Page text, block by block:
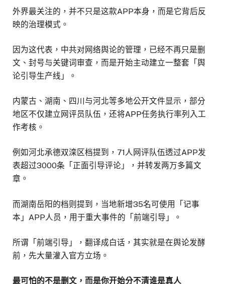
外界最关注的，并不只是这款APP本身，而是它背后反
映的治理模式。
因为这代表，中共对网络舆论的管理，已经不再只是删
文、封号与关键词审查，而是开始主动建立一整套「舆
论引导生产线」。
内蒙古、湖南、四川与河北等多地公开文件显示，部分
地区不仅建立网评员队伍，还将APP任务执行率列入工
作考核。
例如河北承德双滦区档提到，71人网评队伍透过APP发
表超过3000条「正面引导评论」，并转发两万多篇文
章。
而湖南岳阳的档则提到，当地新增35名可使用「记事
本」APP人员，用于重大事件的「前端引导」。
所谓「前端引导」，翻译成白话，其实就是在舆论发酵
前，先大量灌入官方立场。
最可怕的不是删文，而是你开始分不清谁是真人